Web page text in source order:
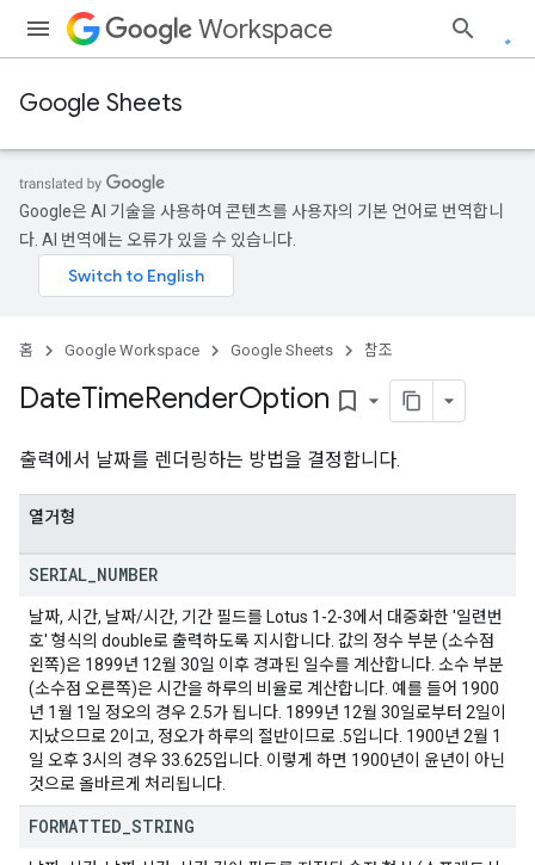
Workspace
Google Sheets
Google은 AI 기술을 사용하여 콘텐츠를 사용자의 기본 언어로 번역합니
다. AI 번역에는 오류가 있을 수 있습니다.
홈 Google Workspace Google Sheets 참조
DateTimeRenderOption bookmark_border
출력에서 날짜를 렌더링하는 방법을 결정합니다.
열거형
SERIAL NUMBER
날짜, 시간, 날짜/시간, 기간 필드를 Lotus 1-2-3에서 대중화한 '일련번
호' 형식의 double로 출력하도록 지시합니다. 값의 정수 부분 (소수점
왼쪽)은 1899년 12월 30일 이후 경과된 일수를 계산합니다. 소수 부분
(소수점 오른쪽)은 시간을 하루의 비율로 계산합니다. 예를 들어 1900
년 1월 1일 정오의 경우 2.5가 됩니다. 1899년 12월 30일로부터 2일이
지났으므로 2이고, 정오가 하루의 절반이므로 .5입니다. 1900년 2월 1
일 오후 3시의 경우 33.625입니다. 이렇게 하면 1900년이 윤년이 아닌
것으로 올바르게 처리됩니다.
FORMATTED STRING